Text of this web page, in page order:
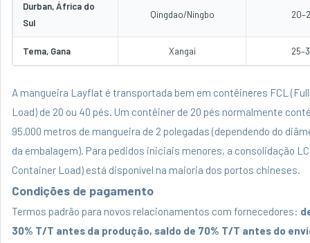
Durban, África do
Sul
Qingdao/Ningbo
Tema, Gana Xangai
A mangueira Layflat é transportada bem em contêineres FCL
Load) de 20 ou 40 pés. Um contêiner de 20 pés normalmente
95.000 metros de mangueira de 2 polegadas (dependendo do
da embalagem). Para pedidos iniciais menores, a consolidação
Container Load) está disponível na maioria dos portos chineses.
Condições de pagamento
Termos padrão para novos relacionamentos com fornecedores:
30% T/T antes da produção, saldo de 70% T/T antes do